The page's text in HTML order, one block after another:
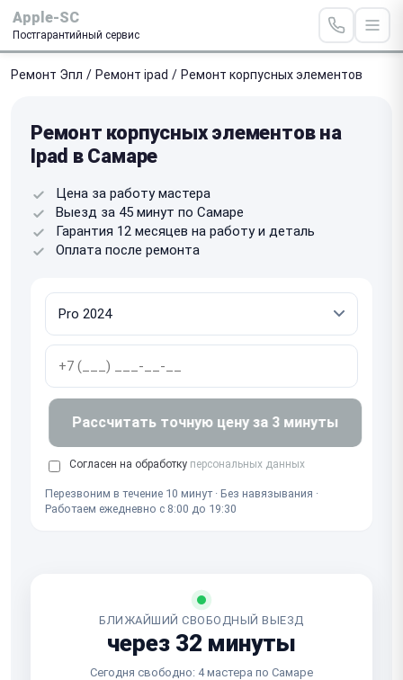
Apple-SC
Постгарантийный сервис
Ремонт Эпл / Ремонт ipad / Ремонт корпусных элементов
Ремонт корпусных элементов на
Ipad в Самаре
Цена за работу мастера
Выезд за 45 минут по Самаре
Гарантия 12 месяцев на работу и деталь
Оплата после ремонта
Рассчитать точную цену за 3 минуты
Согласен на обработку персональных данных
Перезвоним в течение 10 минут · Без навязывания ·
Работаем ежедневно с 8:00 до 19:30
БЛИЖАЙШИЙ СВОБОДНЫЙ ВЫЕЗД
через 32 минуты
Сегодня свободно: 4 мастера по Самаре